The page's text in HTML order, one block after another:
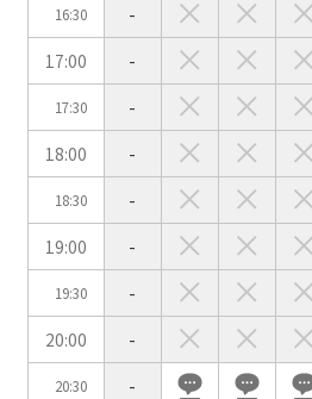
16:30
-
17:00
-
17:30
-
18:00
-
18:30
-
19:00
-
19:30
-
20:00
-
20:30
-
e-sports大会
試験
選択している条件を